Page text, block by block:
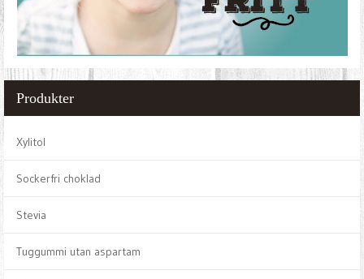
Produkter
Xylitol
Sockerfri choklad
Stevia
Tuggummi utan aspartam